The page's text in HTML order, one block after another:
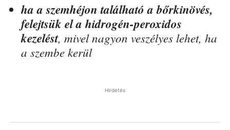
ha a szemhéjon található a bőrkinövés,
felejtsük el a hidrogén-peroxidos
kezelést, mivel nagyon veszélyes lehet, ha
a szembe kerül
Hirdetés